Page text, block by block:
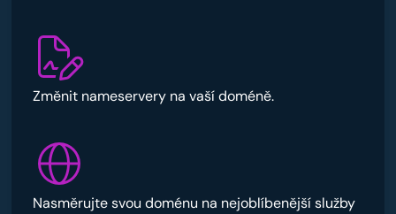
Změnit nameservery na vaší doméně.
Nasměrujte svou doménu na nejoblíbenější služby